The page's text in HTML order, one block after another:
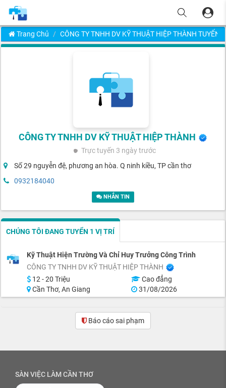
Trang Chủ CÔNG TY TNHH DV KỸ THUẬT HIỆP THÀNH TUYỂN
CÔNG TY TNHH DV KỸ THUẬT HIỆP THÀNH
Trực tuyến 3 ngày trước
Số 29 nguyễn đệ, phương an hòa. Q ninh kiều, TP cần thơ
0932184040
NHẮN TIN
CHÚNG TÔI ĐANG TUYỂN 1 VỊ TRÍ
Kỹ Thuật Hiện Trường Và Chỉ Huy Trưởng Công Trình
CÔNG TY TNHH DV KỸ THUẬT HIỆP THÀNH
12 - 20 Triệu
Cao đẳng
Cần Thơ, An Giang
31/08/2026
Báo cáo sai phạm
SÀN VIỆC LÀM CẦN THƠ